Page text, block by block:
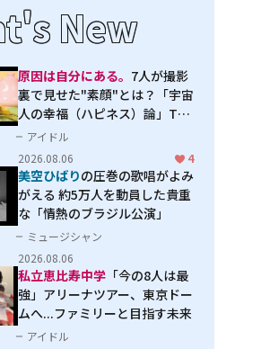
New
原因は自分にある。 7人が撮影
裏で見せた"素顔"とは？「宇宙
人の幸福（ハピネス）論」THE
MAKING
アイドル
2026.08.06
4
美空ひばりの圧巻の歌唱がよみ
がえる 約5万人を動員した貴重
な「情熱のブラジル公演」
ミュージシャン
2026.08.06
私立恵比寿中学 「今の8人は最
強」アリーナツアー、東京ドー
ムへ...ファミリーと目指す未来
アイドル